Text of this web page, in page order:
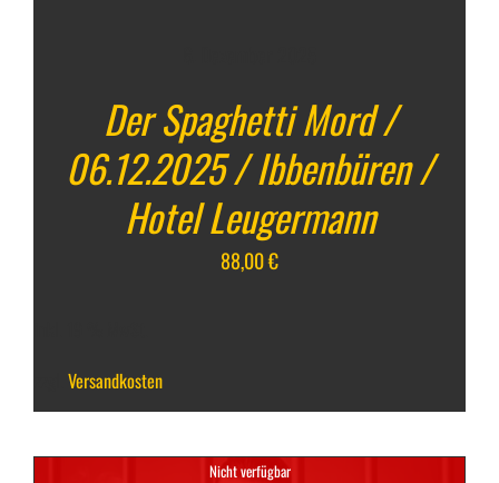
Der Spaghetti Mord /
06.12.2025 / Ibbenbüren /
Hotel Leugermann
88,00€
Versandkosten
Nicht verfügbar